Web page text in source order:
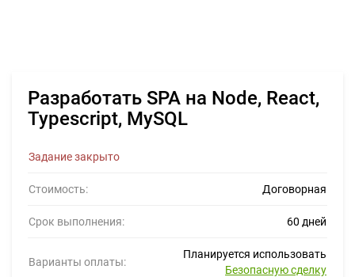
Разработать SPA на Node, React,
Typescript, MySQL
Задание закрыто
Стоимость: Договорная
Срок выполнения: 60 дней
Варианты оплаты:
Планируется использовать
Безопасную сделку